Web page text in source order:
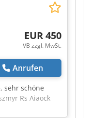
EUR 450
VB zzgl. MwSt.
Anrufen
, sehr schöne
Rs Aiaock
ca. 50cm 60kg